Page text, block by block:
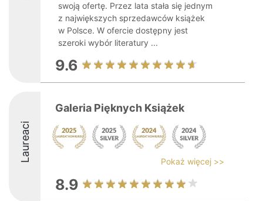
swoją ofertę. Przez lata stała się jednym
z największych sprzedawców książek
w Polsce. W ofercie dostępny jest
szeroki wybór literatury ...
9.6
Laureaci
Galeria Pięknych Książek
Pokaż więcej >>
8.9